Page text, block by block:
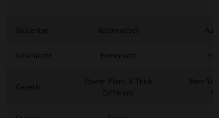
Geschlecht Feminisiert